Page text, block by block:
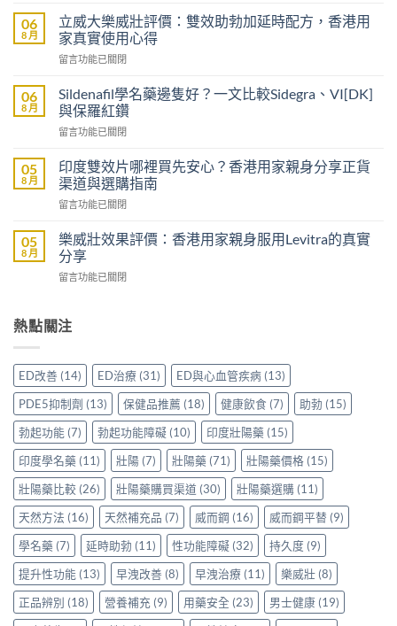
有
醫
生
紙
以
買
到
威
鋼
嗎？
港
士
購
買
讀
的
意
事
項〉
中
06
8 月
立威大樂威壯評價：雙效助勃加延時配方，香港用
家真實使用心得
在
威
大
樂
威
評
價：
雙
效
勃
加
時
香
家
真
實
使
用
心
得〉
中
留言功能已關閉
06
8 月
Sildenafil學名藥邊隻好？一文比較Sidegra、VI[DK]
與保羅紅鑽
在
學
名
藥
邊
好？
一
文
比
VI[DK]
羅
紅
鑽〉
中
留言功能已關閉
05
8 月
印度雙效片哪裡買先安心？香港用家親身分享正貨
渠道與選購指南
在
度
雙
效
片
買
心？
香
港
用
家
親
身
分
享
正
貨
渠
道
與
選
購
指
留言功能已關閉
05
8 月
樂威壯效果評價：香港用家親身服用Levitra的真實
分享
在
壯
效
評
價：
香
港
用
家
親
身
服
用
Levitra
的
真
實
分
享〉
中
留言功能已關閉
熱點關注
ED改善 (14) ED治療 (31) ED與心血管疾病 (13)
PDE5抑制劑 (13) 保健品推薦 (18) 健康飲食 (7) 助勃 (15)
勃起功能 (7) 勃起功能障礙 (10) 印度壯陽藥 (15)
印度學名藥 (11) 壯陽 (7) 壯陽藥 (71) 壯陽藥價格 (15)
壯陽藥比較 (26) 壯陽藥購買渠道 (30) 壯陽藥選購 (11)
天然方法 (16) 天然補充品 (7) 威而鋼 (16) 威而鋼平替 (9)
學名藥 (7) 延時助勃 (11) 性功能障礙 (32) 持久度 (9)
提升性功能 (13) 早洩改善 (8) 早洩治療 (11) 樂威壯 (8)
正品辨別 (18) 營養補充 (9) 用藥安全 (23) 男士健康 (19)